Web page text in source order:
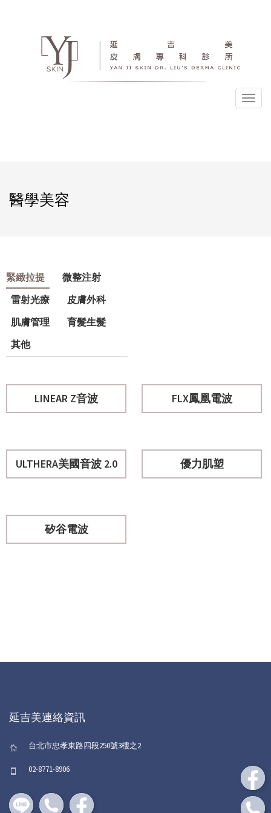
選
醫學美容
緊緻拉提
微整注射
雷射光療
皮膚外科
肌膚管理
育髮生髮
其他
LINEAR Z音波 FLX鳳凰電波
ULTHERA美國音波 2.0 優力肌塑
矽谷電波
延吉美連絡資訊
台北市忠孝東路四段250號3樓之2
02-8771-8906